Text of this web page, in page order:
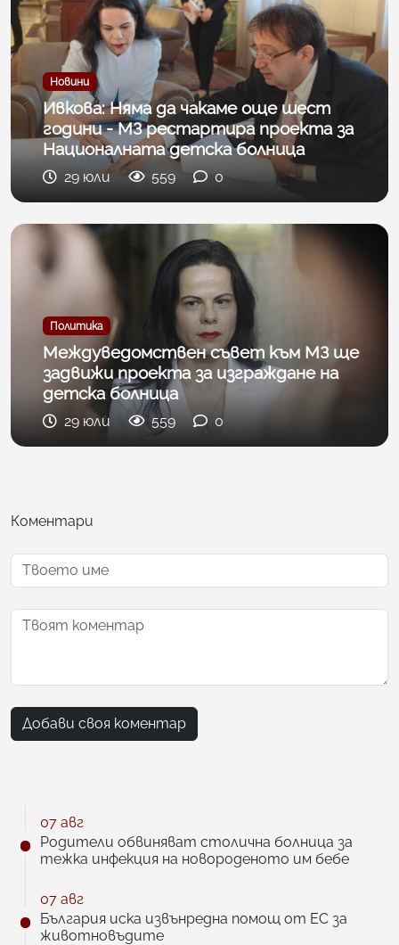
Новини
Ивкова: Няма да чакаме още шест
години - МЗ рестартира проекта за
Националната детска болница
29 юли 559 0
Политика
Междуведомствен съвет към МЗ ще
задвижи проекта за изграждане на
детска болница
29 юли 559 0
Коментари
Добави своя коментар
07 авг
Родители обвиняват столична болница за
тежка инфекция на новороденото им бебе
07 авг
България иска извънредна помощ от ЕС за
животновъдите